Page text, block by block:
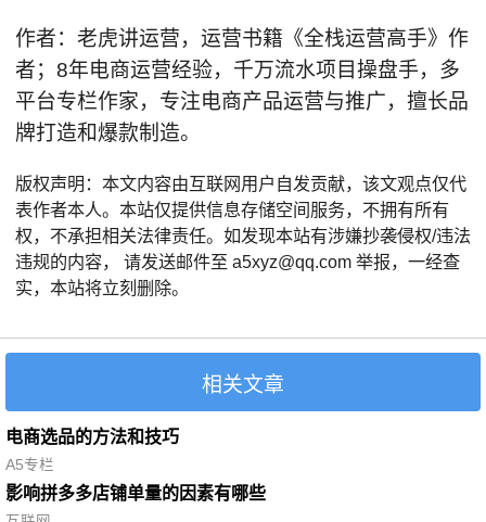
作者：老虎讲运营，运营书籍《全栈运营高手》作
者；8年电商运营经验，千万流水项目操盘手，多
平台专栏作家，专注电商产品运营与推广，擅长品
牌打造和爆款制造。
版权声明：本文内容由互联网用户自发贡献，该文观点仅代
表作者本人。本站仅提供信息存储空间服务，不拥有所有
权，不承担相关法律责任。如发现本站有涉嫌抄袭侵权/违法
违规的内容， 请发送邮件至 a5xyz@qq.com 举报，一经查
实，本站将立刻删除。
相关文章
电商选品的方法和技巧
A5专栏
影响拼多多店铺单量的因素有哪些